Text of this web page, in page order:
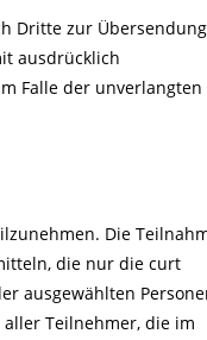
Dritte zur Übersendung
ausdrücklich
Falle der unverlangten
Die
die nur die curt
ausgewählten
Teilnehmer, die im